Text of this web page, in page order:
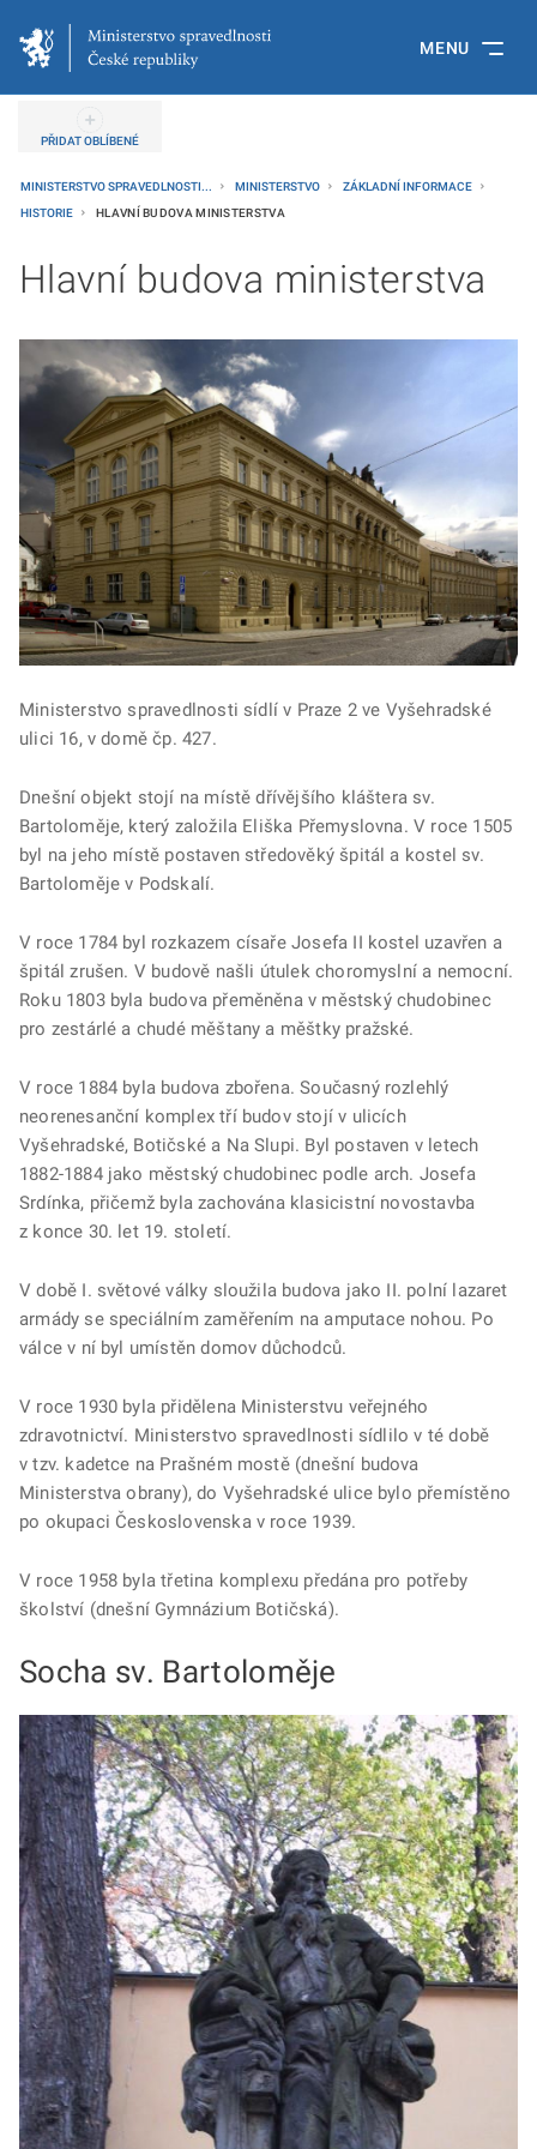
MENU
PŘIDAT OBLÍBENÉ
MINISTERSTVO SPRAVEDLNOSTI... MINISTERSTVO
ZÁKLADNÍ INFORMACE
HISTORIE
HLAVNÍ BUDOVA MINISTERSTVA
Hlavní budova ministerstva
Ministerstvo spravedlnosti sídlí v Praze 2 ve Vyšehradské
ulici 16, v domě čp. 427.
Dnešní objekt stojí na místě dřívějšího kláštera sv.
Bartoloměje, který založila Eliška Přemyslovna. V roce 1505
byl na jeho místě postaven středověký špitál a kostel sv.
Bartoloměje v Podskalí.
V roce 1784 byl rozkazem císaře Josefa II kostel uzavřen a
špitál zrušen. V budově našli útulek choromyslní a nemocní.
Roku 1803 byla budova přeměněna v městský chudobinec
pro zestárlé a chudé měštany a měštky pražské.
V roce 1884 byla budova zbořena. Současný rozlehlý
neorenesanční komplex tří budov stojí v ulicích
Vyšehradské, Botičské a Na Slupi. Byl postaven v letech
1882-1884 jako městský chudobinec podle arch. Josefa
Srdínka, přičemž byla zachována klasicistní novostavba
z konce 30. let 19. století.
V době I. světové války sloužila budova jako II. polní lazaret
armády se speciálním zaměřením na amputace nohou. Po
válce v ní byl umístěn domov důchodců.
V roce 1930 byla přidělena Ministerstvu veřejného
zdravotnictví. Ministerstvo spravedlnosti sídlilo v té době
v tzv. kadetce na Prašném mostě (dnešní budova
Ministerstva obrany), do Vyšehradské ulice bylo přemístěno
po okupaci Československa v roce 1939.
V roce 1958 byla třetina komplexu předána pro potřeby
školství (dnešní Gymnázium Botičská).
Socha sv. Bartoloměje